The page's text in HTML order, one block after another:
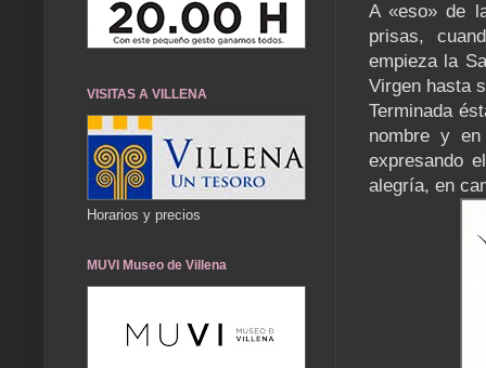
A «eso» de
prisas,
empieza la
Virgen hasta
Terminada
nombre y
expresando
alegría, en
VISITAS A VILLENA
Horarios y precios
MUVI Museo de Villena